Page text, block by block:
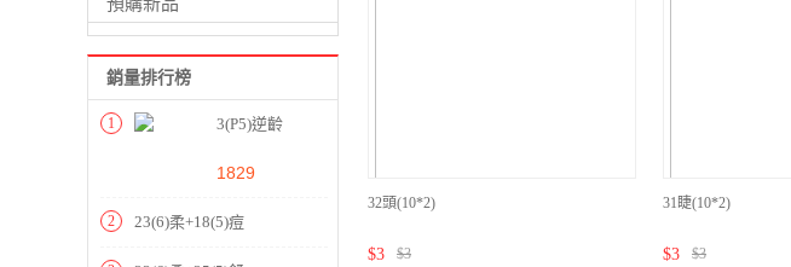
銷量排行榜
1 3(P5)逆齡
1829
2 23(6)柔+18(5)痘
32頭(10*2)
$3 $3
31睫(10*2)
$3 $3